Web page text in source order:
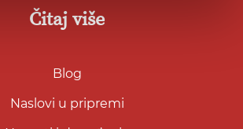
Čitaj više
Blog
Naslovi u pripremi